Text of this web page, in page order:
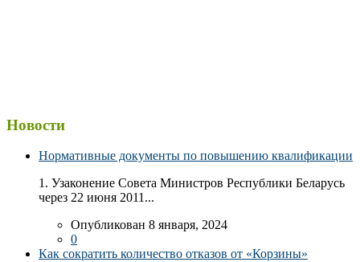
Новости
Нормативные документы по повышению квалификации
1. Узаконение Совета Министров Республики Беларусь
через 22 июня 2011...
Опубликован 8 января, 2024
0
Как сократить количество отказов от «Корзины»